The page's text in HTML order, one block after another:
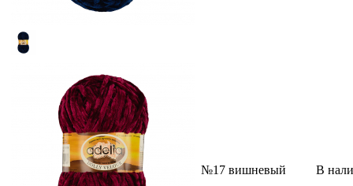
№17 вишневый В